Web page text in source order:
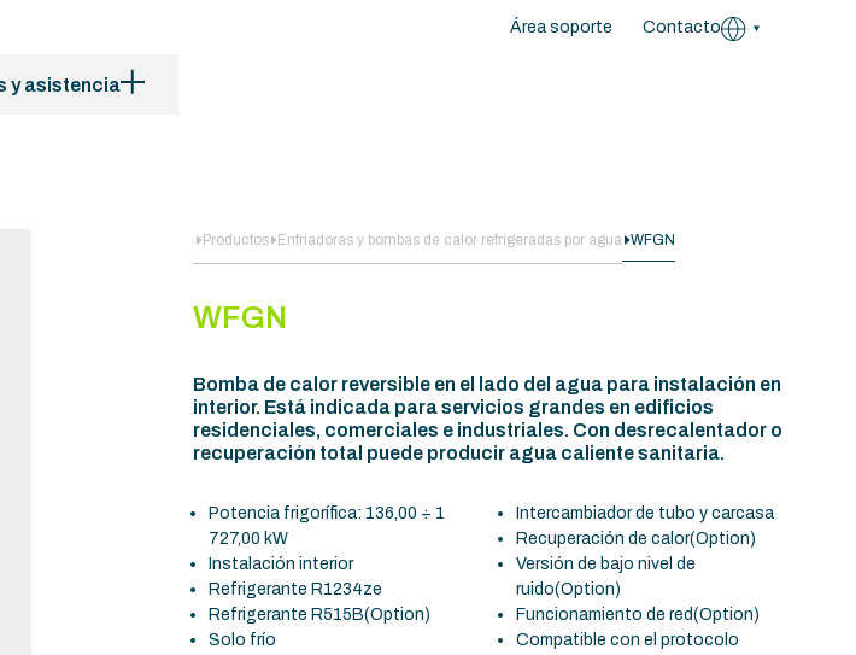
Área soporte Contacto
y asistencia
Productos Enfriadoras y bombas de calor refrigeradas por agua WFGN
WFGN
Bomba de calor reversible en el lado del agua para instalación en
interior. Está indicada para servicios grandes en edificios
residenciales, comerciales e industriales. Con desrecalentador o
recuperación total puede producir agua caliente sanitaria.
Potencia frigorífica: 136,00 ÷ 1
727,00 kW
Instalación interior
Refrigerante R1234ze
Refrigerante R515B(Option)
Solo frío
Intercambiador de tubo y carcasa
Recuperación de calor(Option)
Versión de bajo nivel de
ruido(Option)
Funcionamiento de red(Option)
Compatible con el protocolo